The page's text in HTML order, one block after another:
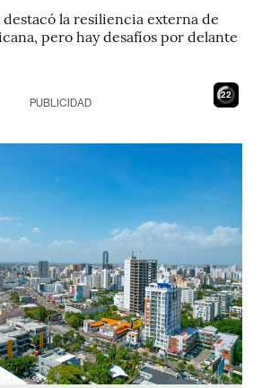
la resiliencia externa de
pero hay desafíos por delante
21
PUBLICIDAD